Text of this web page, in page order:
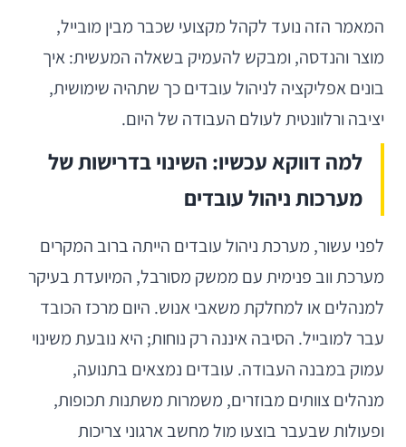
המאמר הזה נועד לקהל מקצועי שכבר מבין מובייל,
מוצר והנדסה, ומבקש להעמיק בשאלה המעשית: איך
בונים אפליקציה לניהול עובדים כך שתהיה שימושית,
יציבה ורלוונטית לעולם העבודה של היום.
למה דווקא עכשיו: השינוי בדרישות של
מערכות ניהול עובדים
לפני עשור, מערכת ניהול עובדים הייתה ברוב המקרים
מערכת ווב פנימית עם ממשק מסורבל, המיועדת בעיקר
למנהלים או למחלקת משאבי אנוש. היום מרכז הכובד
עבר למובייל. הסיבה איננה רק נוחות; היא נובעת משינוי
עמוק במבנה העבודה. עובדים נמצאים בתנועה,
מנהלים צוותים מבוזרים, משמרות משתנות תכופות,
ופעולות שבעבר בוצעו מול מחשב ארגוני צריכות